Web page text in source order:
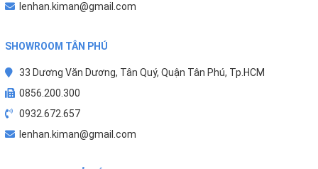
An toàn vượt trội – Bảo vệ toàn hệ thống
Cảm biến chống tràn – Ngắt nước tự động
♦Tự động ngắt nước khi phát hiện tràn hoặc rò
lenhan.kiman@gmail.com
SHOWROOM TÂN PHÚ
33 Dương Văn Dương, Tân Quý, Quận Tân Phú, Tp.HCM
0856.200.300
0932.672.657
lenhan.kiman@gmail.com